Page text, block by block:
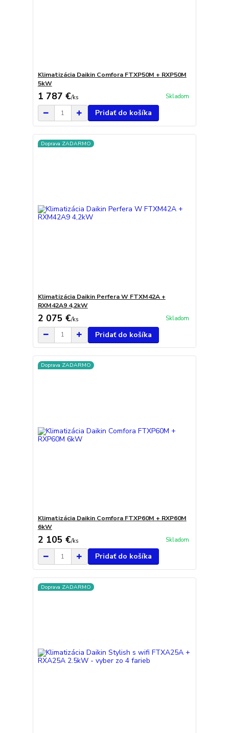
Klimatizácia Daikin Comfora FTXP50M + RXP50M
5kW
1 787 €/ks Skladom
Pridať do košíka
Doprava ZADARMO
Klimatizácia Daikin Perfera W FTXM42A +
RXM42A9 4,2kW
2 075 €/ks Skladom
Pridať do košíka
Doprava ZADARMO
Klimatizácia Daikin Comfora FTXP60M + RXP60M
6kW
2 105 €/ks Skladom
Pridať do košíka
Doprava ZADARMO